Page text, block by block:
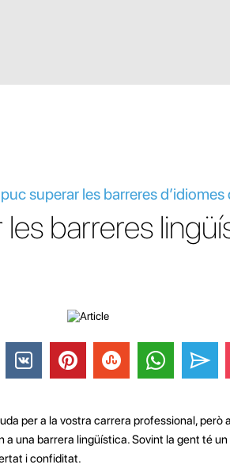
superar les barreres
barreres
per a la vostra carrera professional, però
una barrera lingüística. Sovint la gent té
i confiditat.